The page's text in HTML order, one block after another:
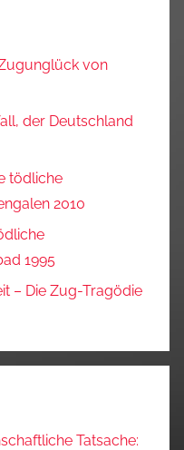
von
der Deutschland
tödliche
2010
1995
– Die Zug-Tragödie
Tatsache: